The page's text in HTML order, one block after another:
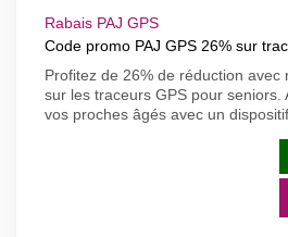
Rabais PAJ GPS
Code promo PAJ GPS 26% sur
Profitez de 26% de réduction avec
sur les traceurs GPS pour seniors.
vos proches âgés avec un